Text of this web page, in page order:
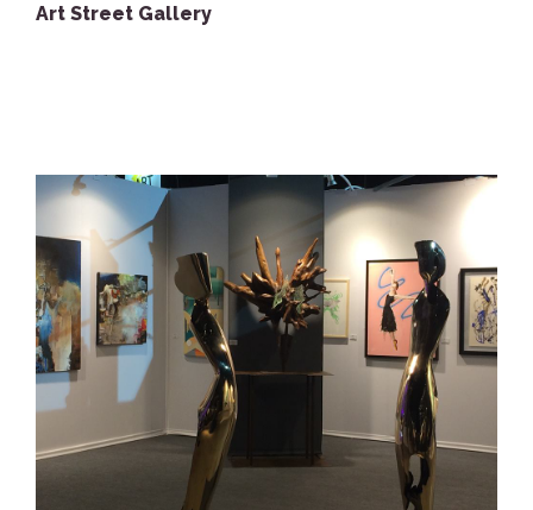
Art Street Gallery